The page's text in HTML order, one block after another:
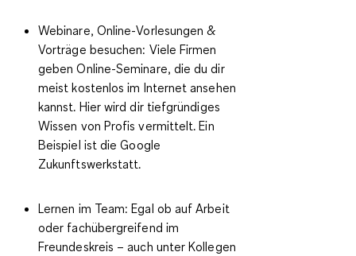
Webinare, Online-Vorlesungen &
Vorträge besuchen: Viele Firmen
geben Online-Seminare, die du dir
meist kostenlos im Internet ansehen
kannst. Hier wird dir tiefgründiges
Wissen von Profis vermittelt. Ein
Beispiel ist die Google
Zukunftswerkstatt.
Lernen im Team:Egal ob auf Arbeit
oder fachübergreifend im
Freundeskreis – auch unter Kollegen